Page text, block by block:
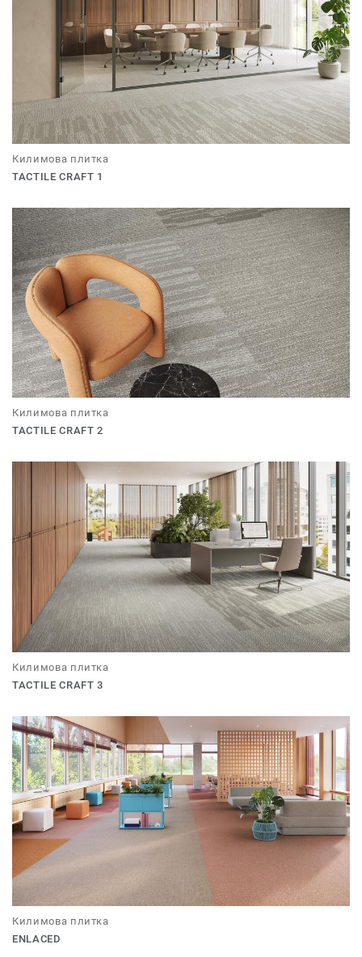
Килимова плитка
TACTILE CRAFT 1
Килимова плитка
TACTILE CRAFT 2
Килимова плитка
TACTILE CRAFT 3
Килимова плитка
ENLACED